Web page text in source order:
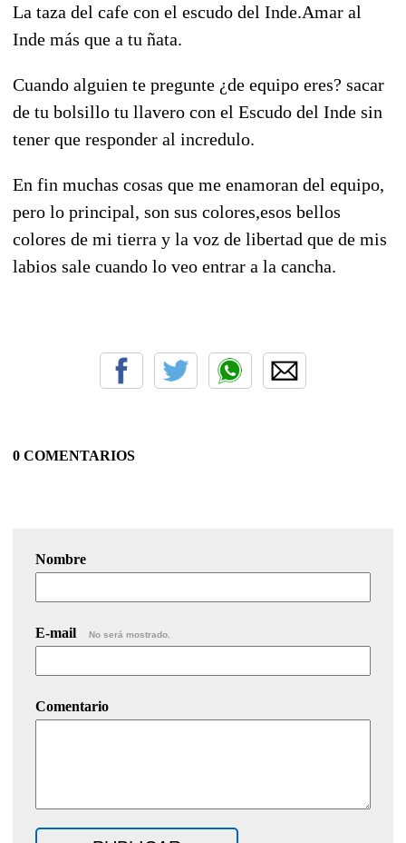
La taza del cafe con el escudo del Inde.Amar al
Inde más que a tu ñata.
Cuando alguien te pregunte ¿de equipo eres? sacar
de tu bolsillo tu llavero con el Escudo del Inde sin
tener que responder al incredulo.
En fin muchas cosas que me enamoran del equipo,
pero lo principal, son sus colores,esos bellos
colores de mi tierra y la voz de libertad que de mis
labios sale cuando lo veo entrar a la cancha.
0 COMENTARIOS
Nombre
E-mail No será mostrado.
Comentario